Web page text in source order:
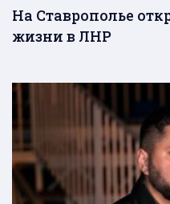
На Ставрополье
жизни в ЛНР